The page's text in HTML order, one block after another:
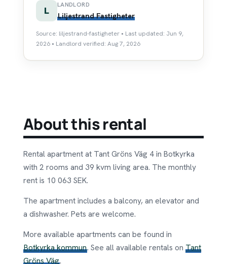
L
LANDLORD
Liljestrand Fastigheter
Source: liljestrand-fastigheter • Last updated: Jun 9,
2026 • Landlord verified: Aug 7, 2026
About this rental
Rental apartment at Tant Gröns Väg 4 in Botkyrka
with 2 rooms and 39 kvm living area. The monthly
rent is 10 063 SEK.
The apartment includes a balcony, an elevator and
a dishwasher. Pets are welcome.
More available apartments can be found in
Botkyrka kommun. See all available rentals on Tant
Gröns Väg.